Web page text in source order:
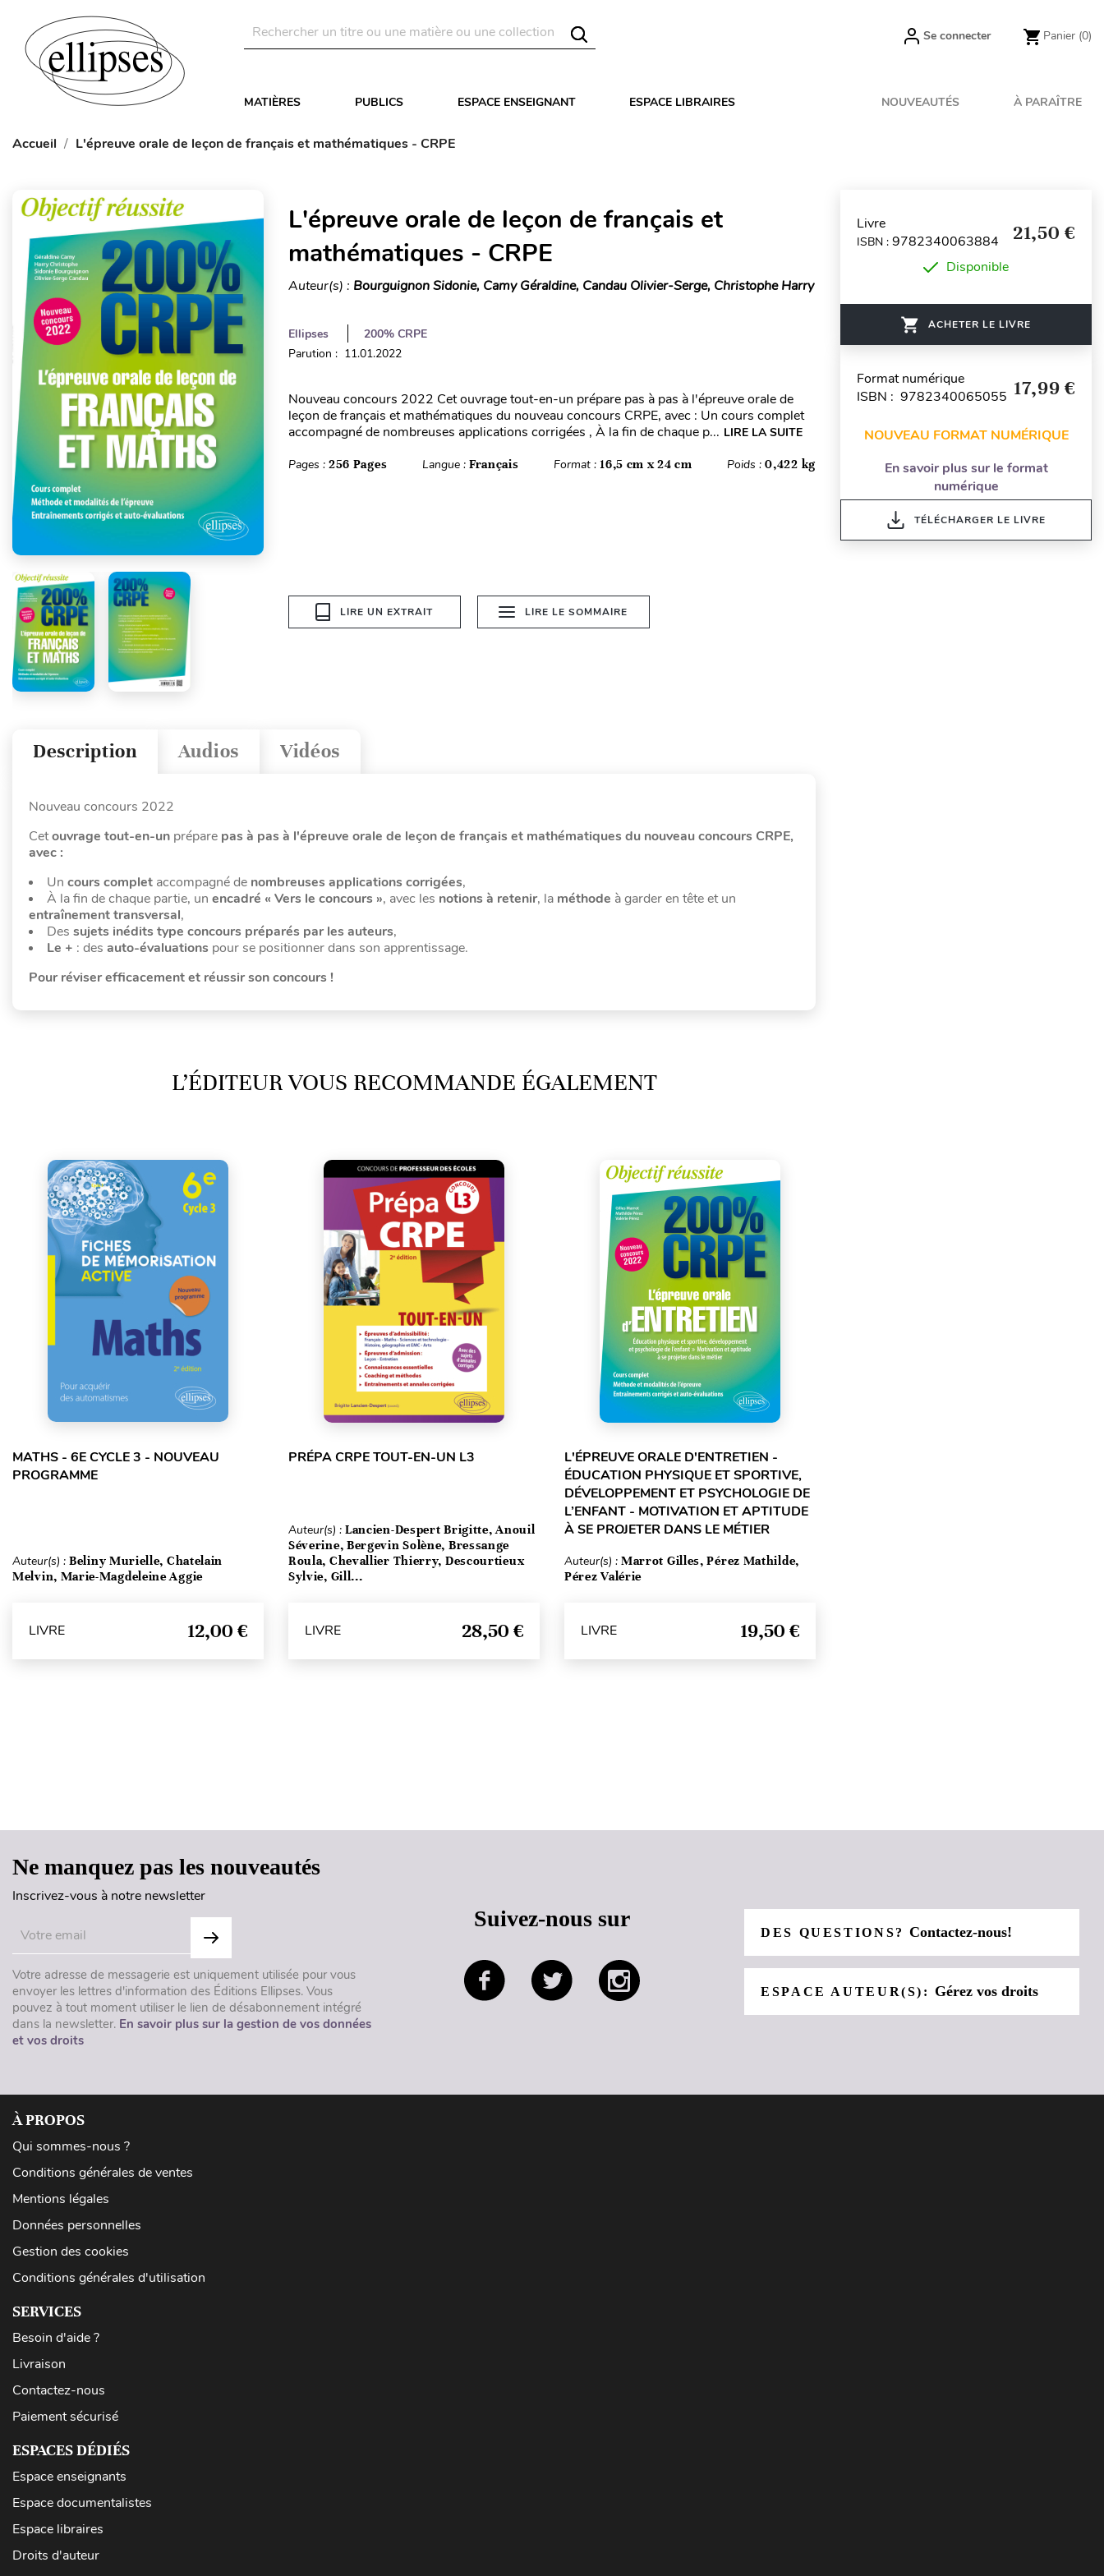
Se connecter Panier (0)
MATIÈRES PUBLICS ESPACE ENSEIGNANT ESPACE LIBRAIRES NOUVEAUTÉS À PARAÎTRE
Accueil L'épreuve orale de leçon de français et mathématiques - CRPE
L'épreuve orale de leçon de français et
mathématiques - CRPE
Auteur(s) : Bourguignon Sidonie, Camy Géraldine, Candau Olivier-Serge, Christophe Harry
Ellipses
200% CRPE
Parution : 11.01.2022
Nouveau concours 2022 Cet ouvrage tout-en-un prépare pas à pas à l'épreuve orale de
leçon de français et mathématiques du nouveau concours CRPE, avec : Un cours complet
accompagné de nombreuses applications corrigées , À la fin de chaque p... LIRE LA SUITE
Pages : 256 Pages Langue : Français Format :16,5 cm x 24 cm Poids :0,422 kg
LIRE UN EXTRAIT LIRE LE SOMMAIRE
Vidéos
Audios
Description
Nouveau concours 2022
Cetouvrage tout-en-un prépare pas à pas à l'épreuve orale de leçon de français et mathématiques du nouveau concours CRPE,
avec :
Un cours complet accompagné de nombreuses applications corrigées,
À la fin de chaque partie, un encadré « Vers le concours », avec les notions à retenir, la méthode à garder en tête et un
entraînementtransversal,
Des sujets inédits type concours préparés par les auteurs,
Le + : des auto-évaluations pour se positionner dans son apprentissage.
Pour réviser efficacement et réussir son concours !
L’ÉDITEUR VOUS RECOMMANDE ÉGALEMENT
MATHS - 6E CYCLE 3 - NOUVEAU
PROGRAMME
Auteur(s) : Beliny Murielle, Chatelain
Melvin, Marie-Magdeleine Aggie
LIVRE 12,00 €
PRÉPA CRPE TOUT-EN-UN L3
Auteur(s) : Lancien-Despert Brigitte, Anouil
Séverine, Bergevin Solène, Bressange
Roula, Chevallier Thierry, Descourtieux
Sylvie, Gill...
LIVRE 28,50 €
L'ÉPREUVE ORALE D'ENTRETIEN -
ÉDUCATION PHYSIQUE ET SPORTIVE,
DÉVELOPPEMENT ET PSYCHOLOGIE DE
L’ENFANT - MOTIVATION ET APTITUDE
À SE PROJETER DANS LE MÉTIER
Auteur(s) : Marrot Gilles, Pérez Mathilde,
Pérez Valérie
LIVRE 19,50 €
Livre
ISBN : 9782340063884 21,50 €
Disponible
ACHETER LE LIVRE
Format numérique
ISBN : 9782340065055 17,99 €
NOUVEAU FORMAT NUMÉRIQUE
En savoir plus sur le format
numérique
TÉLÉCHARGER LE LIVRE
Ne manquez pas les nouveautés
Inscrivez-vous à notre newsletter
Votre adresse de messagerie est uniquement utilisée pour vous
envoyer les lettres d'information des Éditions Ellipses. Vous
pouvez à tout moment utiliser le lien de désabonnement intégré
dans la newsletter. En savoir plus sur la gestion de vos données
et vos droits
Suivez-nous sur
DES QUESTIONS?Contactez-nous!
ESPACE AUTEUR(S): Gérez vos droits
À PROPOS
Qui sommes-nous ?
Conditions générales de ventes
Mentions légales
Données personnelles
Gestion des cookies
Conditions générales d'utilisation
SERVICES
Besoin d'aide ?
Livraison
Contactez-nous
Paiement sécurisé
ESPACES DÉDIÉS
Espace enseignants
Espace documentalistes
Espace libraires
Droits d'auteur